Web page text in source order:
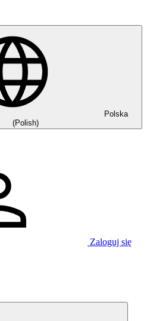
Polska
(Polish)
Zaloguj się